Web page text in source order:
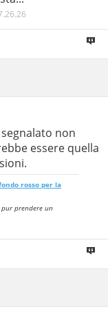
non
essere quella
rosso per la
prendere un